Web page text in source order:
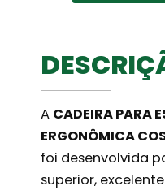
A CADEIRA PARA
ERGONÔMICA
foi desenvolvida
superior,